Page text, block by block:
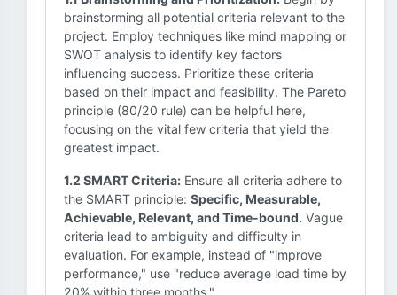
brainstorming all potential criteria relevant to the
project. Employ techniques like mind mapping or
SWOT analysis to identify key factors
influencing success. Prioritize these criteria
based on their impact and feasibility. The Pareto
principle (80/20 rule) can be helpful here,
focusing on the vital few criteria that yield the
greatest impact.
1.2 SMART Criteria: Ensure all criteria adhere to
the SMART principle: Specific, Measurable,
Achievable, Relevant, and Time-bound. Vague
criteria lead to ambiguity and difficulty in
evaluation. For example, instead of "improve
performance," use "reduce average load time by
20% within three months."